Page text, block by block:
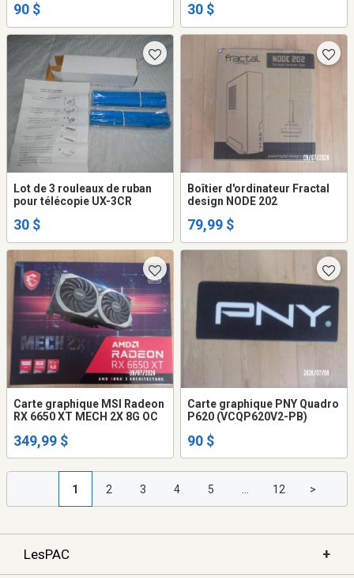
90 $ 30 $
Lot de 3 rouleaux de ruban
pour télécopie UX-3CR
30 $
Boîtier d'ordinateur Fractal
design NODE 202
79,99 $
Carte graphique MSI Radeon
RX 6650 XT MECH 2X 8G OC
349,99 $
Carte graphique PNY Quadro
P620 (VCQP620V2-PB)
90 $
1 2 3 4 5 12 >
LesPAC +